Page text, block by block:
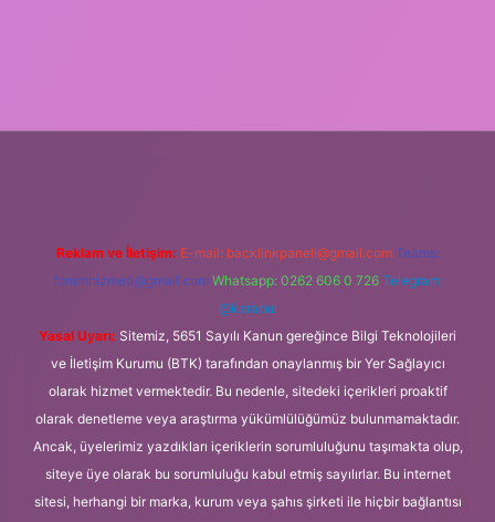
Reklam ve İletişim: E-mail: backlinkpaneli@gmail.com Teams:
forumhizmeti@gmail.com Whatsapp: 0262 606 0 726 Telegram:
@karabul
Yasal Uyarı: Sitemiz, 5651 Sayılı Kanun gereğince Bilgi Teknolojileri
ve İletişim Kurumu (BTK) tarafından onaylanmış bir Yer Sağlayıcı
olarak hizmet vermektedir. Bu nedenle, sitedeki içerikleri proaktif
olarak denetleme veya araştırma yükümlülüğümüz bulunmamaktadır.
Ancak, üyelerimiz yazdıkları içeriklerin sorumluluğunu taşımakta olup,
siteye üye olarak bu sorumluluğu kabul etmiş sayılırlar. Bu internet
sitesi, herhangi bir marka, kurum veya şahıs şirketi ile hiçbir bağlantısı